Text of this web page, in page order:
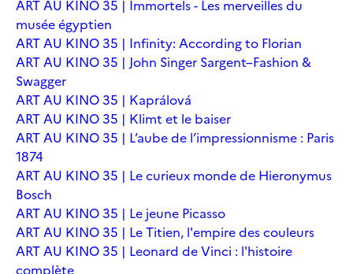
ART AU KINO 35 | Immortels - Les merveilles du
musée égyptien
ART AU KINO 35 | Infinity: According to Florian
ART AU KINO 35 | John Singer Sargent–Fashion &
Swagger
ART AU KINO 35 | Kaprálová
ART AU KINO 35 | Klimt et le baiser
ART AU KINO 35 | L’aube de l’impressionnisme : Paris
1874
ART AU KINO 35 | Le curieux monde de Hieronymus
Bosch
ART AU KINO 35 | Le jeune Picasso
ART AU KINO 35 | Le Titien, l'empire des couleurs
ART AU KINO 35 | Leonard de Vinci : l'histoire
complète